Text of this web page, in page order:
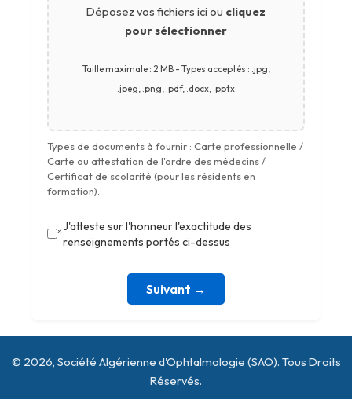
Déposez vos fichiers ici ou cliquez
pour sélectionner
Taille maximale : 2 MB - Types acceptés : .jpg,
.jpeg, .png, .pdf, .docx, .pptx
Types de documents à fournir : Carte professionnelle /
Carte ou attestation de l'ordre des médecins /
Certificat de scolarité (pour les résidents en
formation).
*
J'atteste sur l'honneur l'exactitude des
renseignements portés ci-dessus
Suivant →
© 2026, Société Algérienne d'Ophtalmologie (SAO). Tous Droits
Réservés.